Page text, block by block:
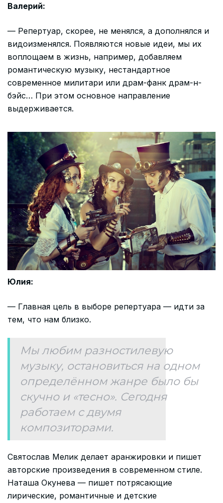
Валерий:
— Репертуар, скорее, не менялся, а дополнялся и
видоизменялся. Появляются новые идеи, мы их
воплощаем в жизнь, например, добавляем
романтическую музыку, нестандартное
современное милитари или драм-фанк драм-н-
бэйс… При этом основное направление
выдерживается.
Юлия:
— Главная цель в выборе репертуара — идти за
тем, что нам близко.
Мы любим разностилевую
музыку, остановиться на одном
определённом жанре было бы
скучно и «тесно». Сегодня
работаем с двумя
композиторами.
Святослав Мелик делает аранжировки и пишет
авторские произведения в современном стиле.
Наташа Окунева — пишет потрясающие
лирические, романтичные и детские